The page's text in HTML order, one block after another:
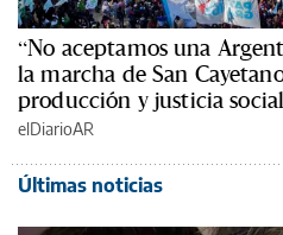
“No aceptamos una
la marcha de San
producción y justicia social
elDiarioAR
Últimas noticias